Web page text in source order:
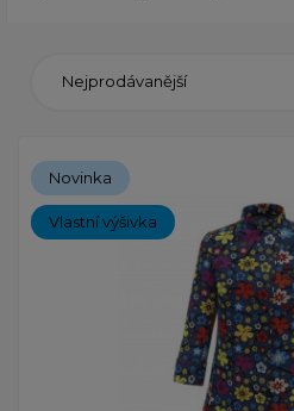
Nejprodávanější
Novinka
Vlastní výšivka